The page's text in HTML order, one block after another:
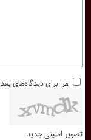
مرا برای دیدگاه‌های
تصویر امنیتی جدید